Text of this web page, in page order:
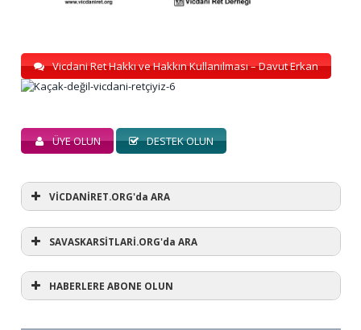
Vicdani Ret Hakkı ve Hakkın Kullanılması – Davut Erkan
ÜYE OLUN DESTEK OLUN
VİCDANİRET.ORG'da ARA
SAVASKARSİTLARİ.ORG'da ARA
HABERLERE ABONE OLUN